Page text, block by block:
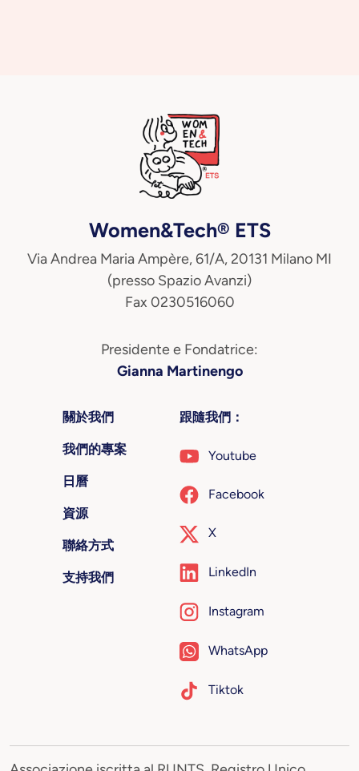
Women&Tech® ETS
Via Andrea Maria Ampère, 61/A, 20131 Milano MI
(presso Spazio Avanzi)
Fax 0230516060
Presidente e Fondatrice:
Gianna Martinengo
關於我們
我們的專案
日曆
資源
聯絡方式
支持我們
跟隨我們：
Youtube
Facebook
X
LinkedIn
Instagram
WhatsApp
Tiktok